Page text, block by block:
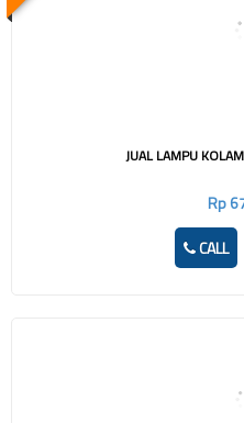
JUAL LAMPU
Rp
CALL